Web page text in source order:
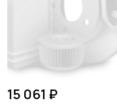
15 061 ₽